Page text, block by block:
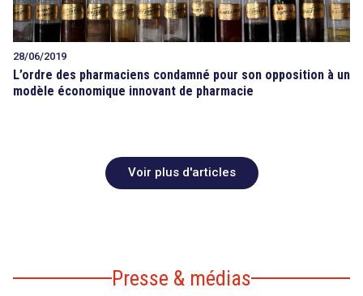
28/06/2019
L’ordre des pharmaciens condamné pour son opposition à un
modèle économique innovant de pharmacie
Voir plus d'articles
Presse & médias